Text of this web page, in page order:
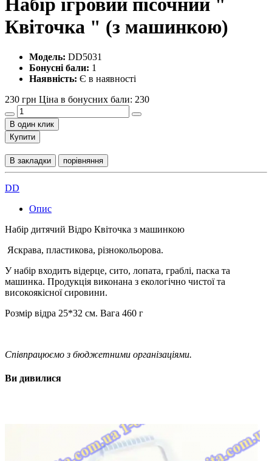
Набір ігровий пісочний "
Квіточка " (з машинкою)
Модель: DD5031
Бонусні бали: 1
Наявність: Є в наявності
230 грн Ціна в бонусних бали: 230
В один клик
Купити
В закладки порівняння
DD
Опис
Набір дитячий Відро Квіточка з машинкою
Яскрава, пластикова, різнокольорова.
У набір входить відерце, сито, лопата, граблі, паска та
машинка. Продукція виконана з екологічно чистої та
високоякісної сировини.
Розмір відра 25*32 см. Вага 460 г
Співпрацюємо з бюджетними організаціями.
Ви дивилися